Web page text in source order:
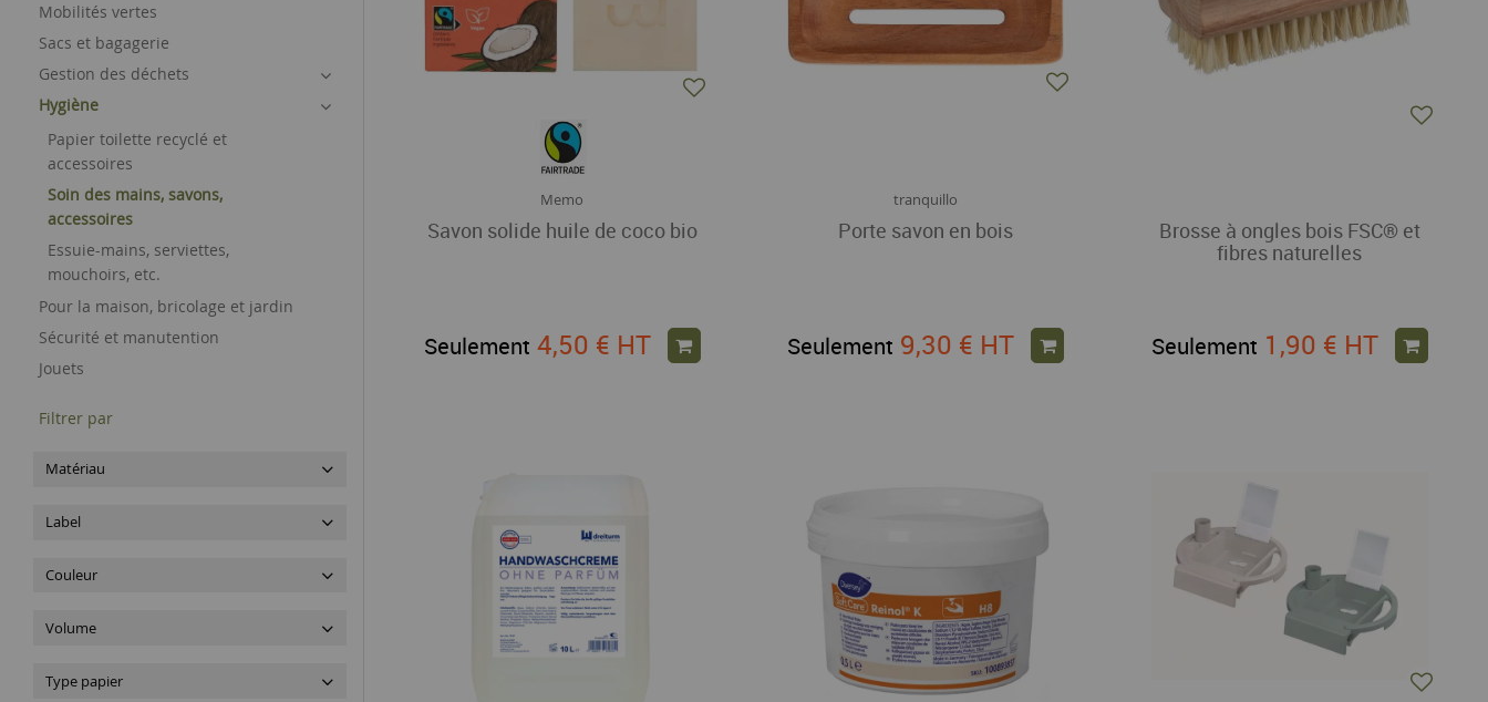
Mobilités vertes
Sacs et bagagerie
Gestion des déchets
Hygiène
Papier toilette recyclé et
accessoires
Soin des mains, savons,
accessoires
Essuie-mains, serviettes,
mouchoirs, etc.
Pour la maison, bricolage et jardin
Sécurité et manutention
Jouets
Filtrer par
Matériau
Label
Couleur
Volume
Type papier
Memo
Savon solide huile de coco bio
Seulement 4,50 € HT
tranquillo
Porte savon en bois
Seulement 9,30 € HT
Brosse à ongles bois FSC® et
fibres naturelles
Seulement 1,90 € HT